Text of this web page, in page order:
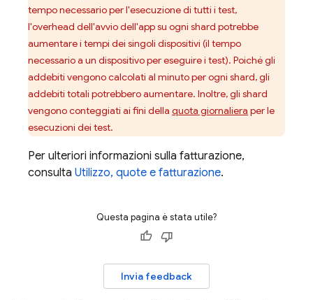
tempo necessario per l'esecuzione di tutti i test,
l'overhead dell'avvio dell'app su ogni shard potrebbe
aumentare i tempi dei singoli dispositivi (il tempo
necessario a un dispositivo per eseguire i test). Poiché gli
addebiti vengono calcolati al minuto per ogni shard, gli
addebiti totali potrebbero aumentare. Inoltre, gli shard
vengono conteggiati ai fini della quota giornaliera per le
esecuzioni dei test.
Per ulteriori informazioni sulla fatturazione,
consulta Utilizzo, quote e fatturazione.
Questa pagina è stata utile?
Invia feedback